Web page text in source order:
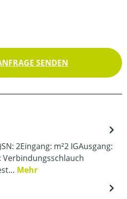
SENDEN
2Eingang: m²2 IGAusgang:
Verbindungsschlauch
Mehr